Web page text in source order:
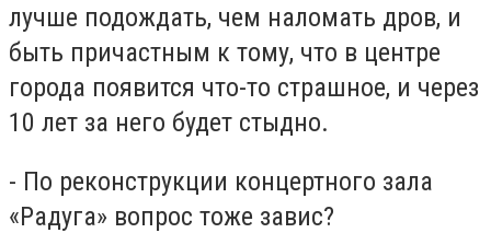
лучше подождать, чем наломать дров, и
быть причастным к тому, что в центре
города появится что-то страшное, и через
10 лет за него будет стыдно.
- По реконструкции концертного зала
«Радуга» вопрос тоже завис?